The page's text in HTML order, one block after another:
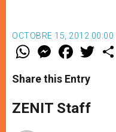
OCTOBRE 15, 2012 00:00
W
t
s
p
p
M
e
s
e
g
e
F
a
e
b
o
k
w
Share this Entry
ZENIT Staff